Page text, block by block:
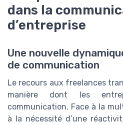
dans la
d’entreprise
Une nouvelle
de communication
Le recours aux freelances
manière dont les
communication. Face à la
à la nécessité d’une